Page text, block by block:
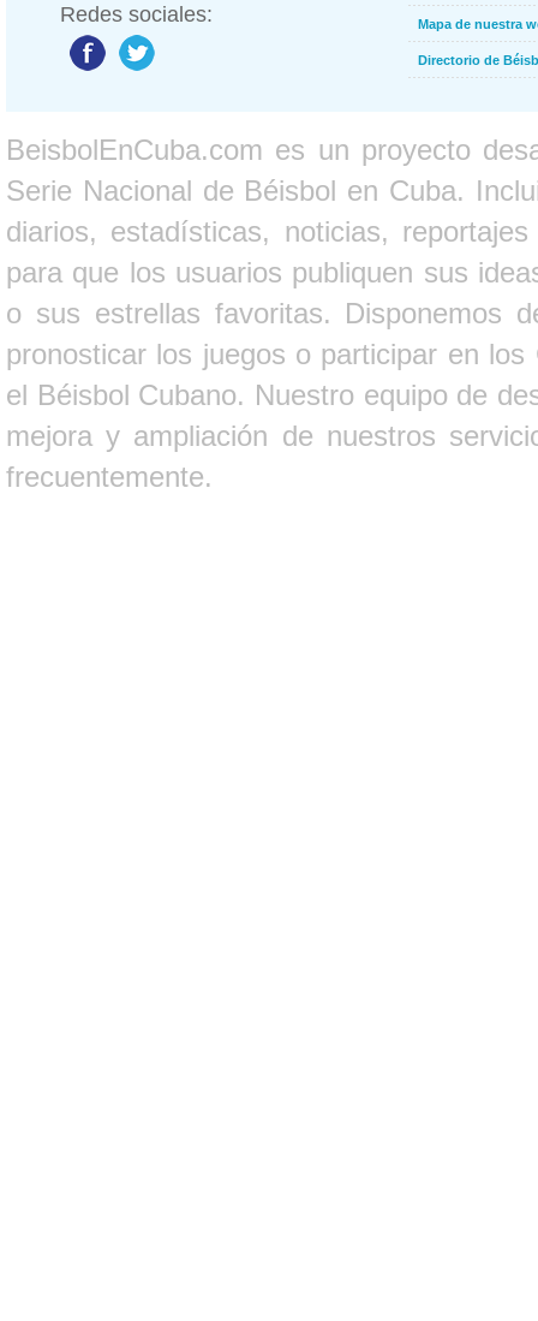
Redes sociales: Mapa de nuestra
Directorio de
BeisbolEnCuba.com es un proyecto
Serie Nacional de Béisbol en Cuba.
diarios, estadísticas, noticias,
para que los usuarios publiquen sus
o sus estrellas favoritas. Disponemos
pronosticar los juegos o participar en
el Béisbol Cubano. Nuestro equipo de
mejora y ampliación de nuestros
frecuentemente.